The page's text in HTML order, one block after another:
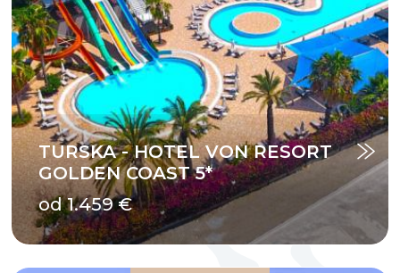
TURSKA - HOTEL VON RESORT
GOLDEN COAST 5*
od 1.459 €